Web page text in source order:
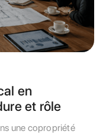
en
et rôle
une copropriété